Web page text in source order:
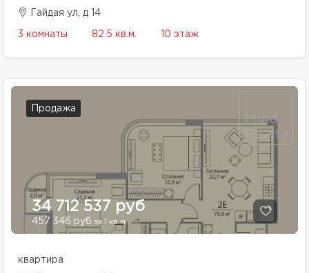
Гайдая ул, д 14
3 комнаты 82.5 кв.м. 10 этаж
Продажа
34 712 537 руб
457 346 руб за 1 кв.м.
квартира